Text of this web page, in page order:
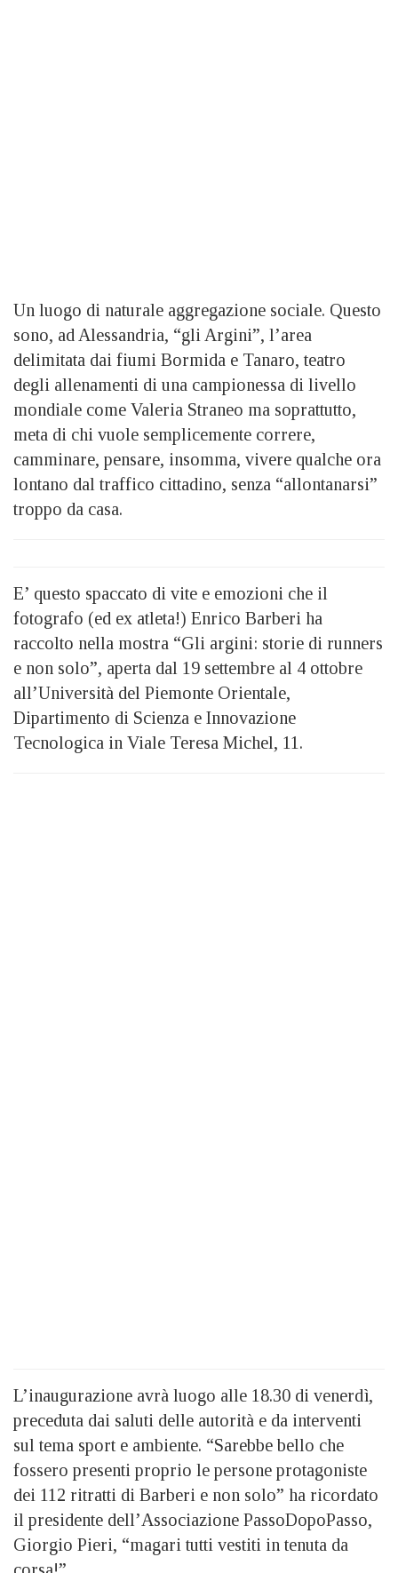
Un luogo di naturale aggregazione sociale. Questo
sono, ad Alessandria, “gli Argini”, l’area
delimitata dai fiumi Bormida e Tanaro, teatro
degli allenamenti di una campionessa di livello
mondiale come Valeria Straneo ma soprattutto,
meta di chi vuole semplicemente correre,
camminare, pensare, insomma, vivere qualche ora
lontano dal traffico cittadino, senza “allontanarsi”
troppo da casa.
E’ questo spaccato di vite e emozioni che il
fotografo (ed ex atleta!) Enrico Barberi ha
raccolto nella mostra “Gli argini: storie di runners
e non solo”, aperta dal 19 settembre al 4 ottobre
all’Università del Piemonte Orientale,
Dipartimento di Scienza e Innovazione
Tecnologica in Viale Teresa Michel, 11.
L’inaugurazione avrà luogo alle 18.30 di venerdì,
preceduta dai saluti delle autorità e da interventi
sul tema sport e ambiente. “Sarebbe bello che
fossero presenti proprio le persone protagoniste
dei 112 ritratti di Barberi e non solo” ha ricordato
il presidente dell’Associazione PassoDopoPasso,
Giorgio Pieri, “magari tutti vestiti in tenuta da
corsa!”.